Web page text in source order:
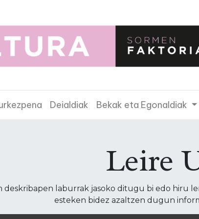
Deialdiak Bekak eta Egonaldiak
Leire
deskribapen laburrak jasoko ditugu bi edo hiru
esteken bidez azaltzen dugun